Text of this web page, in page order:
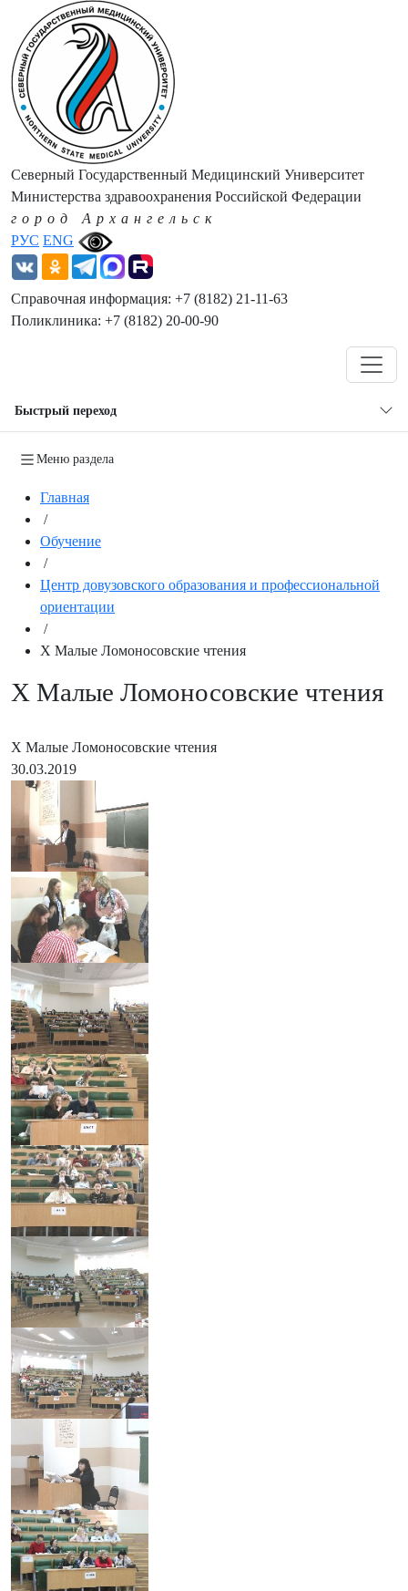
РУС ENG
Северный Государственный Медицинский Университет
Министерства здравоохранения Российской Федерации
город Архангельск
Справочная информация: +7 (8182) 21-11-63
Поликлиника: +7 (8182) 20-00-90
Быстрый переход
Меню раздела
Главная
/
Обучение
/
Центр довузовского образования и профессиональной
ориентации
/
Х Малые Ломоносовские чтения
Х Малые Ломоносовские чтения
Х Малые Ломоносовские чтения
30.03.2019